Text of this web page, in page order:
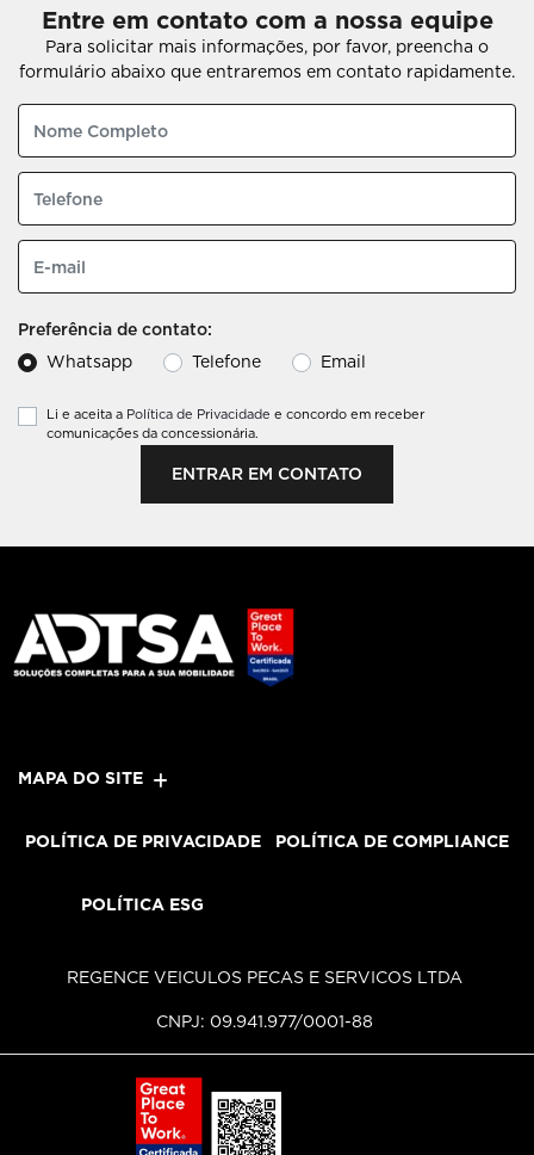
Entre em contato com a nossa equipe
Para solicitar mais informações, por favor, preencha o
formulário abaixo que entraremos em contato rapidamente.
Preferência de contato:
Whatsapp
Telefone Email
Li e aceita a Política de Privacidade e concordo em receber
comunicações da concessionária.
ENTRAR EM CONTATO
MAPA DO SITE
POLÍTICA DE PRIVACIDADE POLÍTICA DE COMPLIANCE
POLÍTICA ESG
REGENCE VEICULOS PECAS E SERVICOS LTDA
CNPJ: 09.941.977/0001-88